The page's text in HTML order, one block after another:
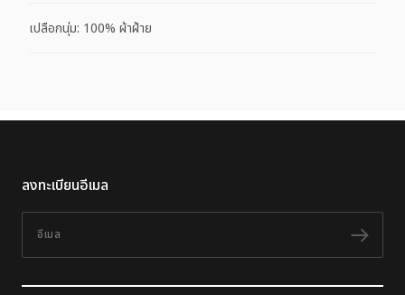
เปลือกนุ่ม: 100% ผ้าฝ้าย
ลงทะเบียนอีเมล
ติดต